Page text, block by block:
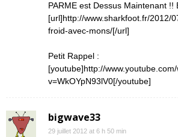
PARME est Dessus Maintenant !!
[url]http://www.sharkfoot.fr/2012/
froid-avec-mons/[/url]
Petit Rappel :
[youtube]http://
v=WkOYpN93lV0[/youtube]
bigwave33
29 juillet 2012 at 6 h 50 min